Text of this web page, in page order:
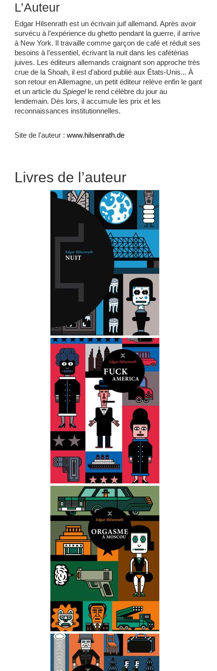
L’Auteur
Edgar Hilsenrath est un écrivain juif allemand. Après avoir
survécu à l’expérience du ghetto pendant la guerre, il arrive
à New York. Il travaille comme garçon de café et réduit ses
besoins à l’essentiel, écrivant la nuit dans les cafétérias
juives. Les éditeurs allemands craignant son approche très
crue de la Shoah, il est d’abord publié aux États-Unis... À
son retour en Allemagne, un petit éditeur relève enfin le gant
et un article du Spiegelle rend célèbre du jour au
lendemain. Dès lors, il accumule les prix et les
reconnaissances institutionnelles.
Site de l'auteur : www.hilsenrath.de
Livres de l’auteur